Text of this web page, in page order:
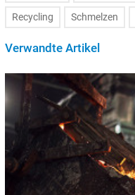
Recycling Schmelzen
Verwandte Artikel